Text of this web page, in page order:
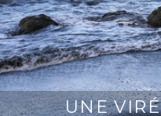
UNE